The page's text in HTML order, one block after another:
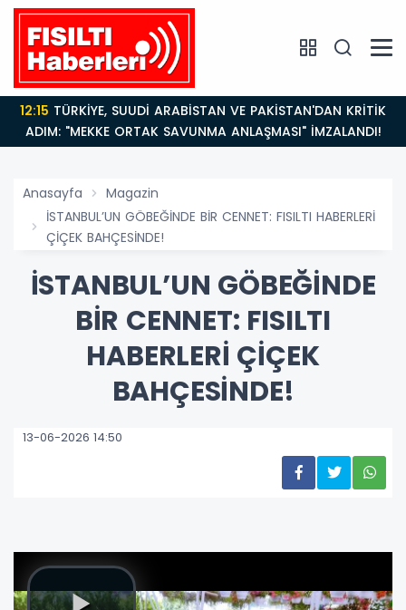
12:15
ADIM: "MEKKE ORTAK SAVUNMA ANLAŞMASI" İMZALANDI!
Anasayfa
Magazin
İSTANBUL’UN GÖBEĞİNDE BİR CENNET: FISILTI HABERLERİ
ÇİÇEK BAHÇESİNDE!
İSTANBUL’UN GÖBEĞİNDE
BİR CENNET: FISILTI
HABERLERİ ÇİÇEK
BAHÇESİNDE!
13-06-2026 14:50